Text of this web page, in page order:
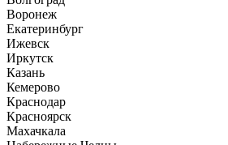
Воронеж
Екатеринбург
Ижевск
Иркутск
Казань
Кемерово
Краснодар
Красноярск
Махачкала